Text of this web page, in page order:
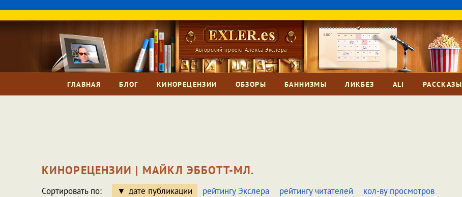
Авторский проект Алекса Экслера
ГЛАВНАЯ БЛОГ КИНОРЕЦЕНЗИИ ОБЗОРЫ БАННИЗМЫ ЛИКБЕЗ ALI РАССКАЗЫ
КИНОРЕЦЕНЗИИ | МАЙКЛ ЭББОТТ-МЛ.
Сортировать по: дате публикации рейтингу Экслера рейтингу читателей кол-ву просмотров